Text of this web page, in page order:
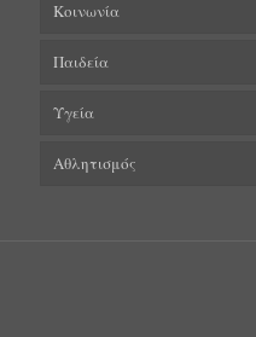
Κοινωνία
Παιδεία
Υγεία
Αθλητισμός